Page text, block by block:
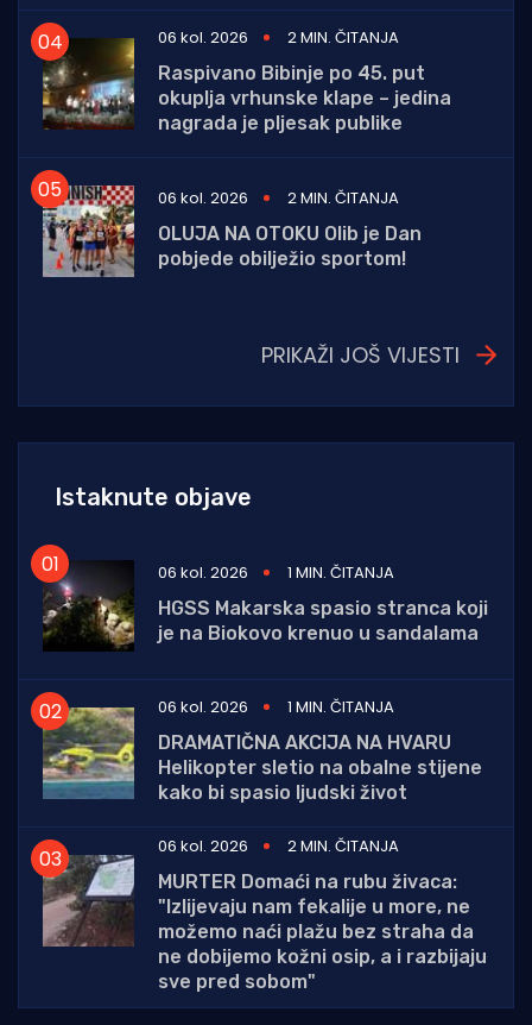
06 kol. 2026
2 MIN. ČITANJA
Raspivano Bibinje po 45. put
okuplja vrhunske klape – jedina
nagrada je pljesak publike
06 kol. 2026
2 MIN. ČITANJA
OLUJA NA OTOKU Olib je Dan
pobjede obilježio sportom!
PRIKAŽI JOŠ VIJESTI
Istaknute objave
06 kol. 2026
1 MIN. ČITANJA
HGSS Makarska spasio stranca koji
je na Biokovo krenuo u sandalama
06 kol. 2026
1 MIN. ČITANJA
DRAMATIČNA AKCIJA NA HVARU
Helikopter sletio na obalne stijene
kako bi spasio ljudski život
06 kol. 2026
2 MIN. ČITANJA
MURTER Domaći na rubu živaca:
"Izlijevaju nam fekalije u more, ne
možemo naći plažu bez straha da
ne dobijemo kožni osip, a i razbijaju
sve pred sobom"